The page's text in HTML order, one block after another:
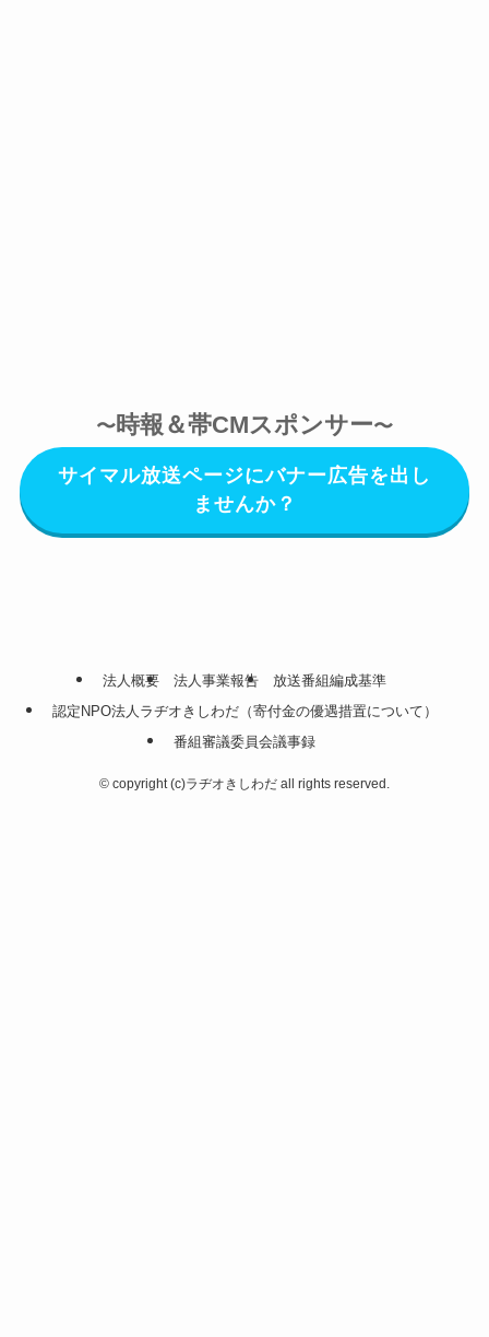
〜 時報＆帯CMスポンサー〜
サイマル放送ページにバナー広告を出し
ませんか？
法人概要 法人事業報告
放送番組編成基準
認定NPO法人ラヂオきしわだ（寄付金の優遇措置について）
番組審議委員会議事録
© copyright (c)ラヂオきしわだ all rights reserved.